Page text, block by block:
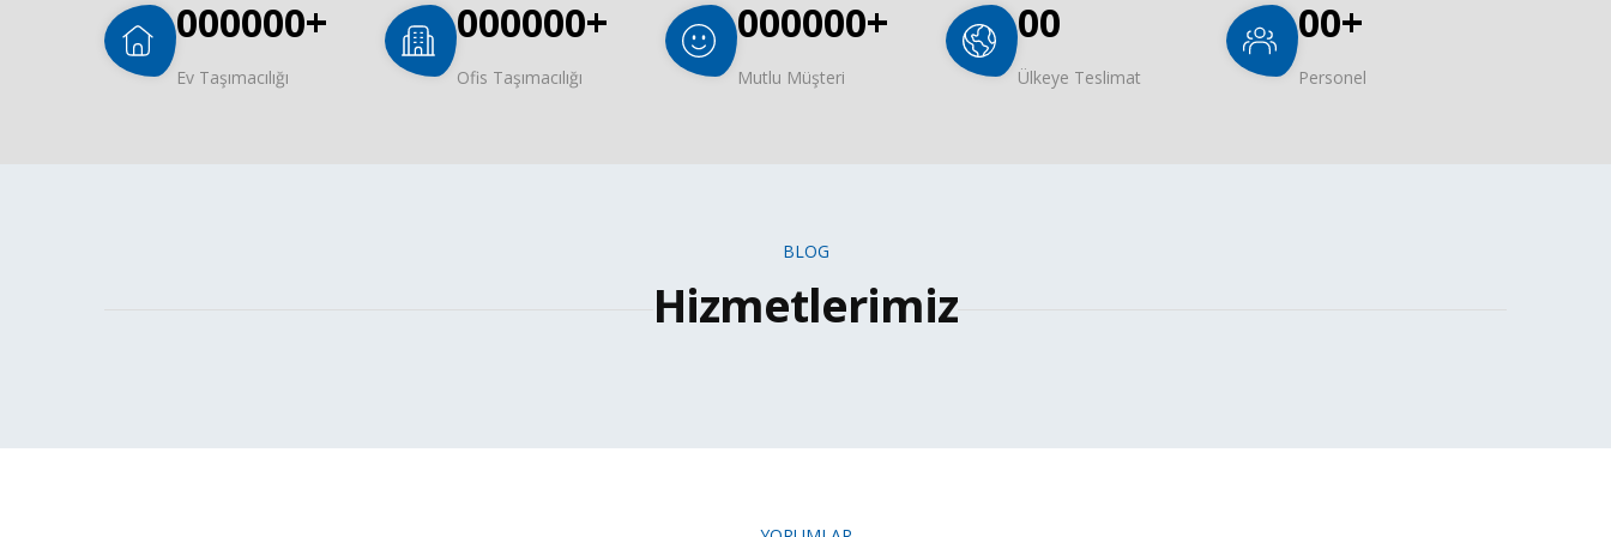
000000+
Ev Taşımacılığı
000000+
Ofis Taşımacılığı
000000+
Mutlu Müşteri
00
Ülkeye Teslimat
00+
Personel
BLOG
Hizmetlerimiz